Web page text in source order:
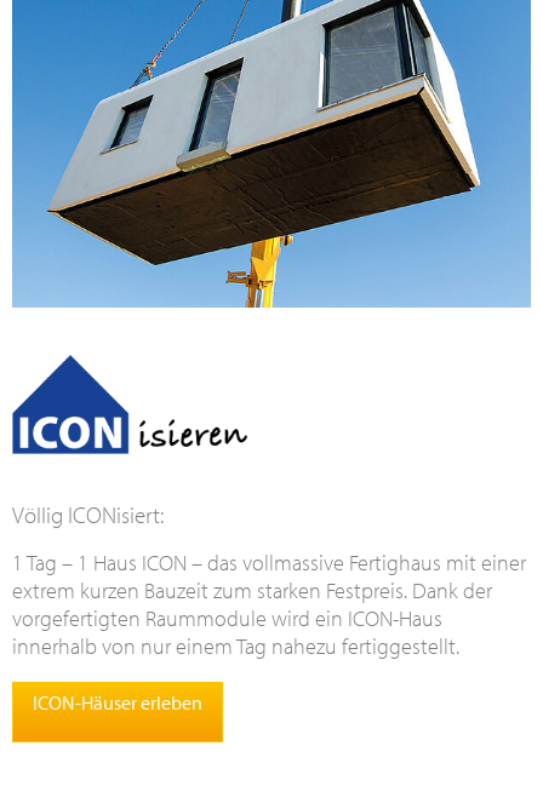
Völlig ICONisiert:
1 Tag – 1 Haus ICON – das vollmassive Fertighaus mit einer
extrem kurzen Bauzeit zum starken Festpreis. Dank der
vorgefertigten Raummodule wird ein ICON-Haus
innerhalb von nur einem Tag nahezu fertiggestellt.
ICON-Häuser erleben